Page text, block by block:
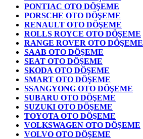
PONTIAC OTO DÖŞEME
PORSCHE OTO DÖŞEME
RENAULT OTO DÖŞEME
ROLLS ROYCE OTO DÖŞEME
RANGE ROVER OTO DÖŞEME
SAAB OTO DÖŞEME
SEAT OTO DÖŞEME
SKODA OTO DÖŞEME
SMART OTO DÖŞEME
SSANGYONG OTO DÖŞEME
SUBARU OTO DÖŞEME
SUZUKI OTO DÖŞEME
TOYOTA OTO DÖŞEME
VOLKSWAGEN OTO DÖŞEME
VOLVO OTO DÖŞEME